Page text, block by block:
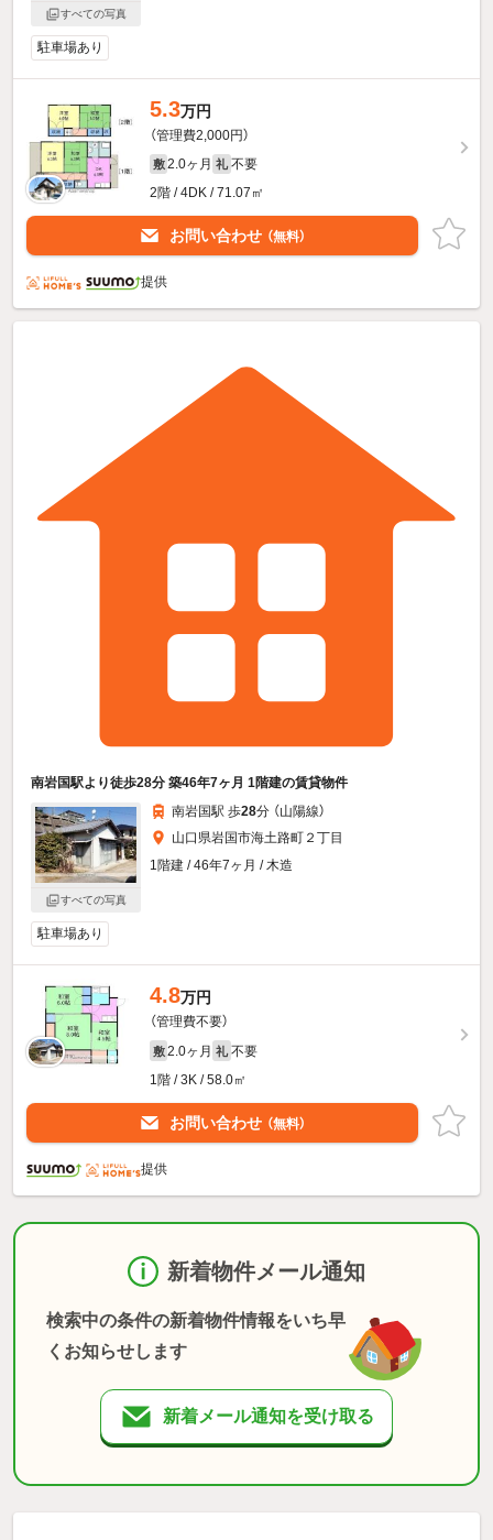
すべての写真
駐車場あり
5.3万円
（管理費2,000円）
敷 2.0ヶ月 礼 不要
2階 / 4DK / 71.07㎡
お問い合わせ （無料）
提供
南岩国駅より徒歩28分 築46年7ヶ月 1階建の賃貸物件
すべての写真
南岩国駅 歩28分 （山陽線）
山口県岩国市海土路町２丁目
1階建 / 46年7ヶ月 / 木造
駐車場あり
4.8万円
（管理費不要）
敷 2.0ヶ月 礼 不要
1階 / 3K / 58.0㎡
お問い合わせ （無料）
提供
新着物件メール通知
検索中の条件の新着物件情報をいち早
くお知らせします
新着メール通知を受け取る